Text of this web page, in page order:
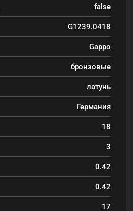
false
G1239.0418
Gappo
бронзовые
латунь
Германия
18
3
0.42
0.42
17